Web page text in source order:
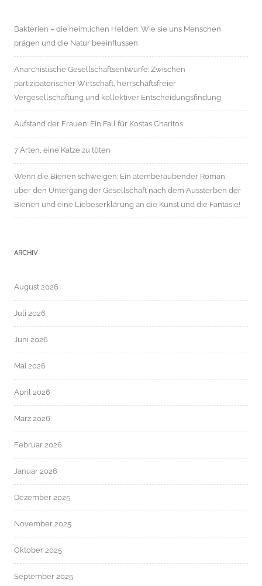
Bakterien – die heimlichen Helden: Wie sie uns Menschen
prägen und die Natur beeinflussen
Anarchistische Gesellschaftsentwürfe: Zwischen
partizipatorischer Wirtschaft, herrschaftsfreier
Vergesellschaftung und kollektiver Entscheidungsfindung
Aufstand der Frauen: Ein Fall für Kostas Charitos
7 Arten, eine Katze zu töten
Wenn die Bienen schweigen: Ein atemberaubender Roman
über den Untergang der Gesellschaft nach dem Aussterben der
Bienen und eine Liebeserklärung an die Kunst und die Fantasie!
ARCHIV
August 2026
Juli 2026
Juni 2026
Mai 2026
April 2026
März 2026
Februar 2026
Januar 2026
Dezember 2025
November 2025
Oktober 2025
September 2025